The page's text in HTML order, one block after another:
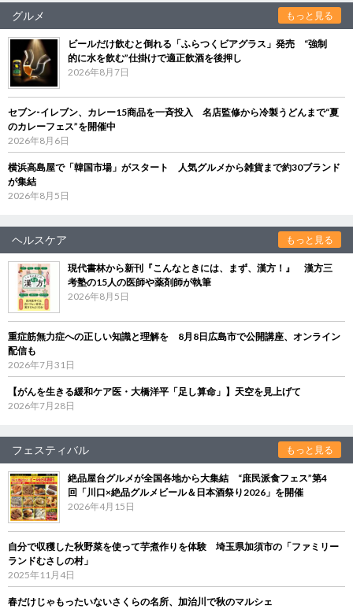
グルメ もっと見る
ビールだけ飲むと倒れる「ふらつくビアグラス」発売 “強制
的に水を飲む”仕掛けで適正飲酒を後押し
2026年8月7日
セブン‐イレブン、カレー15商品を一斉投入 名店監修から冷製うどんまで“夏
のカレーフェス”を開催中
2026年8月6日
横浜高島屋で「韓国市場」がスタート 人気グルメから雑貨まで約30ブランド
が集結
2026年8月5日
ヘルスケア もっと見る
現代書林から新刊『こんなときには、まず、漢方！』 漢方三
考塾の15人の医師や薬剤師が執筆
2026年8月5日
重症筋無力症への正しい知識と理解を 8月8日広島市で公開講座、オンライン
配信も
2026年7月31日
【がんを生きる緩和ケア医・大橋洋平「足し算命」】天空を見上げて
2026年7月28日
フェスティバル もっと見る
絶品屋台グルメが全国各地から大集結 “庶民派食フェス”第4
回「川口×絶品グルメビール＆日本酒祭り2026」を開催
2026年4月15日
自分で収穫した秋野菜を使って芋煮作りを体験 埼玉県加須市の「ファミリー
ランドむさしの村」
2025年11月4日
春だけじゃもったいないさくらの名所、加治川で秋のマルシェ